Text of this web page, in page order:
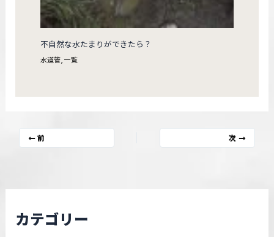
不自然な水たまりができたら？
水道管 ,一覧
前 次
カテゴリー